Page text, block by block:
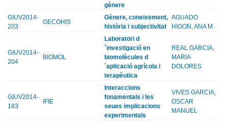
gènere
GIUV2014-
203
GECOHIS
Gènere, coneixement,
història i subjectivitat
AGUADO
HIGON, ANA M
GIUV2014-
204
BIOMOL
Laboratori d
´investigació en
biomolècules d
´aplicació agrícola i
terapèutica
REAL GARCIA,
MARIA
DOLORES
GIUV2014-
183
IFIE
Interaccions
fonamentals i les
seues implicacions
experimentals
VIVES GARCIA,
OSCAR
MANUEL